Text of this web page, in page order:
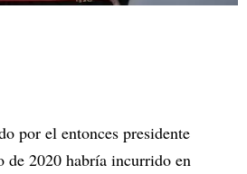
por el entonces presidente
de 2020 habría incurrido en